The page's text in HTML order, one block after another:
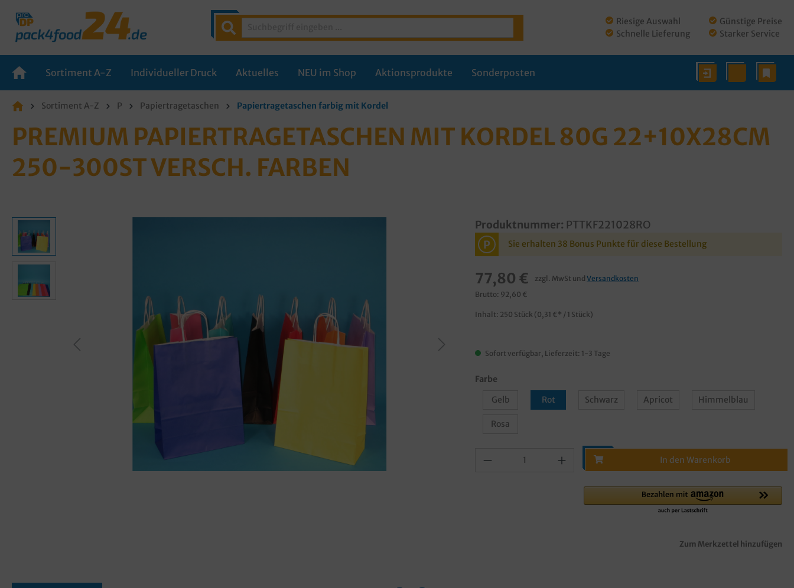
Riesige Auswahl
Schnelle Lieferung
Günstige Preise
Starker Service
Sortiment A-Z Individueller Druck Aktuelles NEU im Shop Aktionsprodukte Sonderposten
Sortiment A-Z P Papiertragetaschen Papiertragetaschen farbig mit Kordel
PREMIUM PAPIERTRAGETASCHEN MIT KORDEL 80G 22+10X28CM
250-300ST VERSCH. FARBEN
Produktnummer: PTTKF221028RO
P Sie erhalten 38 Bonus Punkte für diese Bestellung
77,80 € zzgl. MwSt und Versandkosten
Brutto: 92,60 €
Inhalt: 250 Stück (0,31 €* / 1 Stück)
Sofort verfügbar, Lieferzeit: 1-3 Tage
Farbe
Gelb
Rot Schwarz Apricot Himmelblau
Rosa
In den Warenkorb
Zum Merkzettel hinzufügen